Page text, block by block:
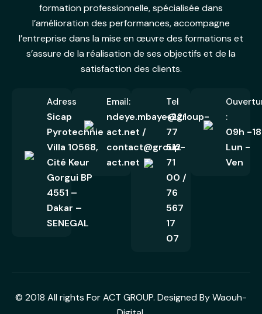
formation professionnelle, spécialisée dans
l’amélioration des performances, accompagne
l’entreprise dans la mise en œuvre des formations et
s’assure de la réalisation de ses objectifs et de la
satisfaction des clients.
Adress
Sicap
Pyrotechnie
Villa 10568,
Cité Keur
Gorgui BP
4551 –
Dakar –
SENEGAL
Email:
ndeye.mbaye@group-
act.net /
contact@group-
act.net
Tel
+221
77
512
71
00 /
76
567
17
07
:
09h -
Lun -
Ven
© 2018 All rights For ACT GROUP. Designed ByWaouh-